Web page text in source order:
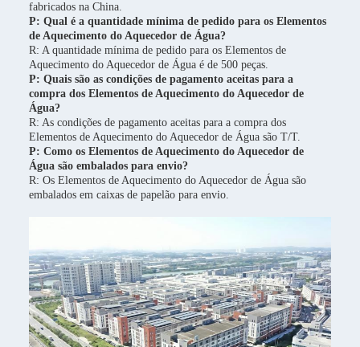
fabricados na China.
P: Qual é a quantidade mínima de pedido para os Elementos
de Aquecimento do Aquecedor de Água?
R: A quantidade mínima de pedido para os Elementos de
Aquecimento do Aquecedor de Água é de 500 peças.
P: Quais são as condições de pagamento aceitas para a
compra dos Elementos de Aquecimento do Aquecedor de
Água?
R: As condições de pagamento aceitas para a compra dos
Elementos de Aquecimento do Aquecedor de Água são T/T.
P: Como os Elementos de Aquecimento do Aquecedor de
Água são embalados para envio?
R: Os Elementos de Aquecimento do Aquecedor de Água são
embalados em caixas de papelão para envio.